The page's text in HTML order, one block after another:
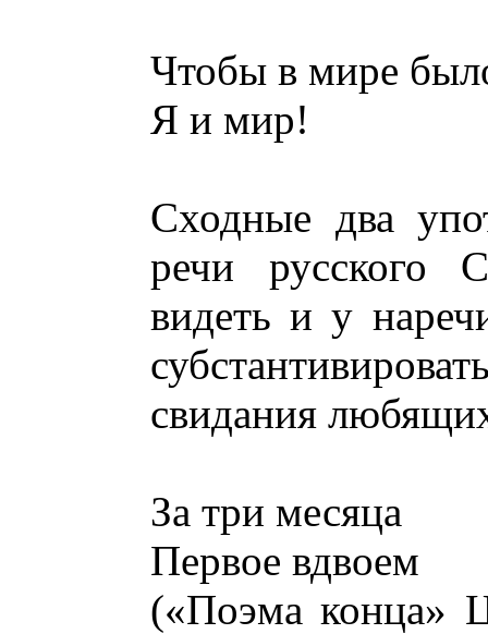
Чтобы в мире
Я и мир!
Сходные два
речи русского
видеть и у
свидания
За три месяца
Первое вдвоем
(«Поэма конца»